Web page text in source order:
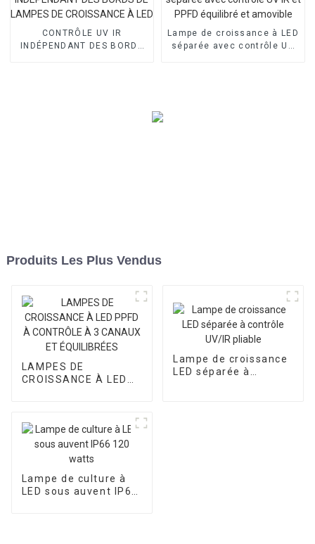
CONTRÔLE UV IR
INDÉPENDANT DES BORDS
Lampe de croissance à LED
séparée avec contrôle UV
Produits Les Plus Vendus
LAMPES DE
CROISSANCE À LED
Lampe de croissance
LED séparée à
Lampe de culture à
LED sous auvent IP66